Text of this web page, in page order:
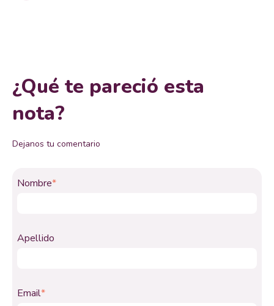
¿Qué te pareció esta
nota?
Dejanos tu comentario
Nombre*
Apellido
Email*